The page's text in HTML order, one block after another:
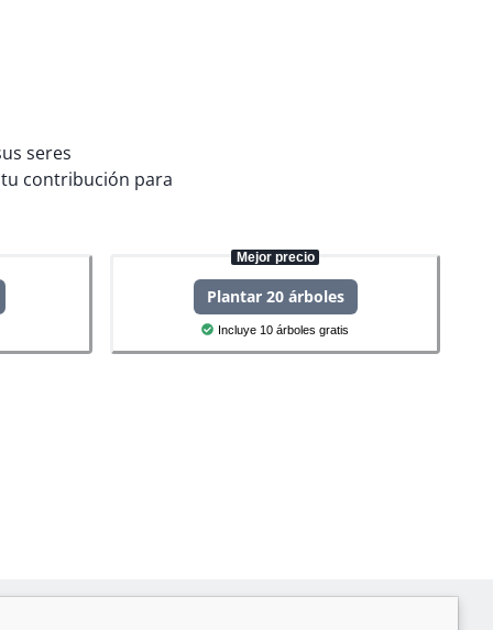
seres
contribución para
Mejor precio
Plantar 20 árboles
Incluye 10 árboles gratis